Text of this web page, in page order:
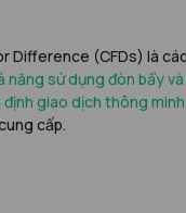
Difference (CFDs) là
năng sử dụng đòn bẩy
giao dịch thông
cấp.